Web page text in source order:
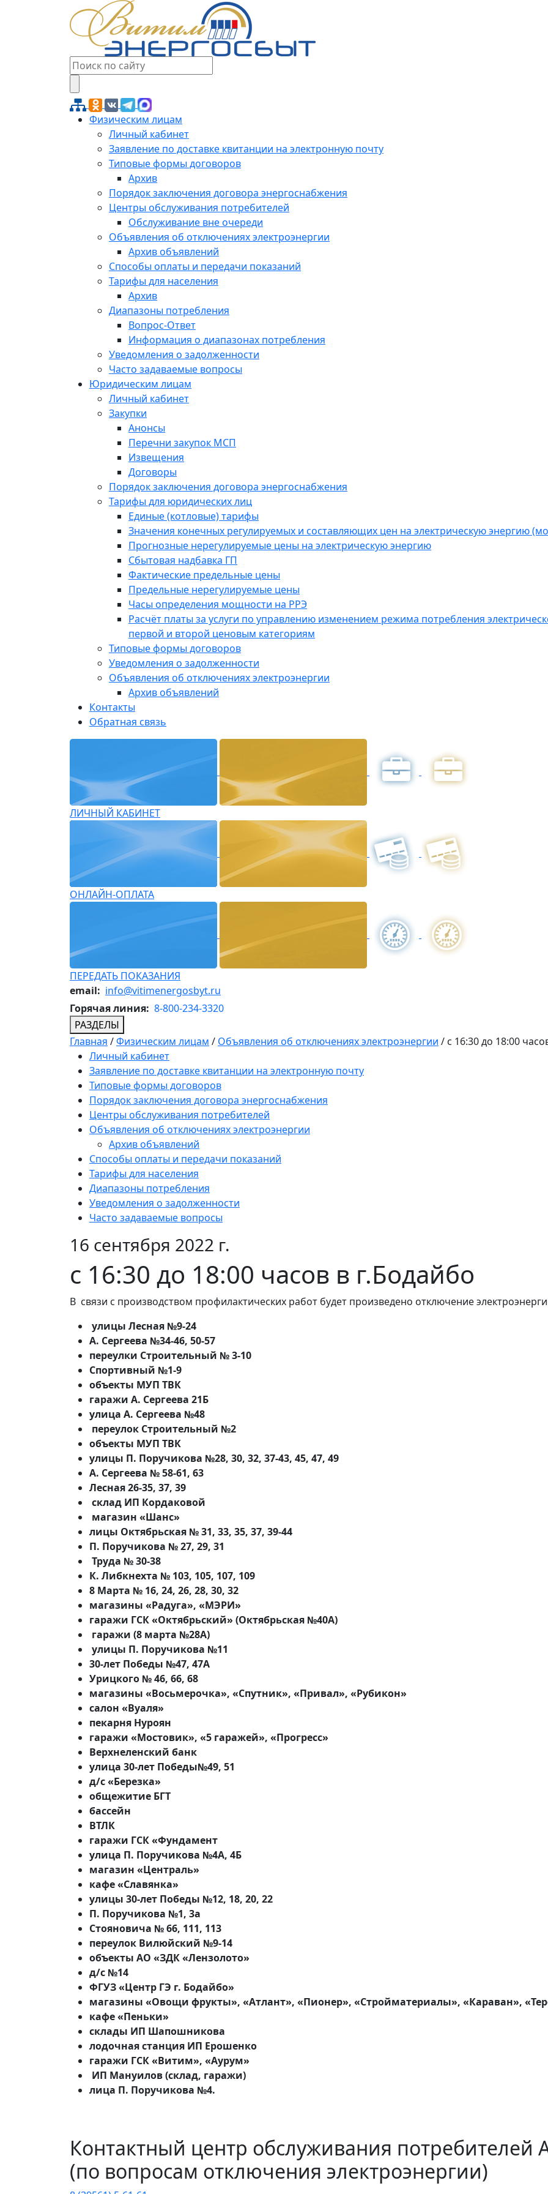
Физическим лицам
Личный кабинет
Заявление по доставке квитанции на электронную почту
Типовые формы договоров
Архив
Порядок заключения договора энергоснабжения
Центры обслуживания потребителей
Обслуживание вне очереди
Объявления об отключениях электроэнергии
Архив объявлений
Способы оплаты и передачи показаний
Тарифы для населения
Архив
Диапазоны потребления
Вопрос-Ответ
Информация о диапазонах потребления
Уведомления о задолженности
Часто задаваемые вопросы
Юридическим лицам
Личный кабинет
Закупки
Анонсы
Перечни закупок МСП
Извещения
Договоры
Порядок заключения договора энергоснабжения
Тарифы для юридических лиц
Единые (котловые) тарифы
Значения конечных регулируемых и составляющих цен на электрическую энергию
Прогнозные нерегулируемые цены на электрическую энергию
Сбытовая надбавка ГП
Фактические предельные цены
Предельные нерегулируемые цены
Часы определения мощности на РРЭ
Расчёт платы за услуги по управлению изменением режима потребления
первой и второй ценовым категориям
Типовые формы договоров
Уведомления о задолженности
Объявления об отключениях электроэнергии
Архив объявлений
Контакты
Обратная связь
ЛИЧНЫЙ КАБИНЕТ
ОНЛАЙН-ОПЛАТА
ПЕРЕДАТЬ ПОКАЗАНИЯ
email: info@vitimenergosbyt.ru
Горячая линия: 8-800-234-3320
РАЗДЕЛЫ
Главная /Физическим лицам / Объявления об отключениях электроэнергии / с 16:30 до 18:00
Личный кабинет
Заявление по доставке квитанции на электронную почту
Типовые формы договоров
Порядок заключения договора энергоснабжения
Центры обслуживания потребителей
Объявления об отключениях электроэнергии
Архив объявлений
Способы оплаты и передачи показаний
Тарифы для населения
Диапазоны потребления
Уведомления о задолженности
Часто задаваемые вопросы
16 сентября 2022 г.
с 16:30 до 18:00 часов в г.Бодайбо
В связи с производством профилактических работ будет произведено отключение
улицы Лесная №9-24
А. Сергеева №34-46, 50-57
переулки Строительный № 3-10
Спортивный №1-9
объекты МУП ТВК
гаражи А. Сергеева 21Б
улица А. Сергеева №48
переулок Строительный №2
объекты МУП ТВК
улицы П. Поручикова №28, 30, 32, 37-43, 45, 47, 49
А. Сергеева № 58-61, 63
Лесная 26-35, 37, 39
склад ИП Кордаковой
магазин «Шанс»
лицы Октябрьская № 31, 33, 35, 37, 39-44
П. Поручикова № 27, 29, 31
Труда № 30-38
К. Либкнехта № 103, 105, 107, 109
8 Марта № 16, 24, 26, 28, 30, 32
магазины «Радуга», «МЭРИ»
гаражи ГСК «Октябрьский» (Октябрьская №40А)
гаражи (8 марта №28А)
улицы П. Поручикова №11
30-лет Победы №47, 47А
Урицкого № 46, 66, 68
магазины «Восьмерочка», «Спутник», «Привал», «Рубикон»
салон «Вуаля»
пекарня Нуроян
гаражи «Мостовик», «5 гаражей», «Прогресс»
Верхнеленский банк
улица 30-лет Победы№49, 51
д/с «Березка»
общежитие БГТ
бассейн
ВТЛК
гаражи ГСК «Фундамент
улица П. Поручикова №4А, 4Б
магазин «Централь»
кафе «Славянка»
улицы 30-лет Победы №12, 18, 20, 22
П. Поручикова №1, 3а
Стояновича № 66, 111, 113
переулок Вилюйский №9-14
объекты АО «ЗДК «Лензолото»
д/с №14
ФГУЗ «Центр ГЭ г. Бодайбо»
магазины «Овощи фрукты», «Атлант», «Пионер», «Стройматериалы», «Караван»,
кафе «Пеньки»
склады ИП Шапошникова
лодочная станция ИП Ерошенко
гаражи ГСК «Витим», «Аурум»
ИП Мануилов (склад, гаражи)
лица П. Поручикова №4.
Контактный центр обслуживания потребителей
(по вопросам отключения электроэнергии)